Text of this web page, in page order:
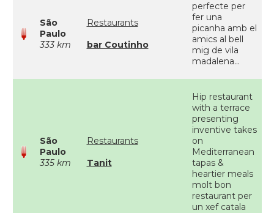
São
Paulo
333 km
Restaurants
bar Coutinho
perfecte per
fer una
picanha amb el
amics al bell
mig de vila
madalena...
São
Paulo
335 km
Restaurants
Tanit
Hip restaurant
with a terrace
presenting
inventive takes
on
Mediterranean
tapas &
heartier meals
molt bon
restaurant per
un xef catala